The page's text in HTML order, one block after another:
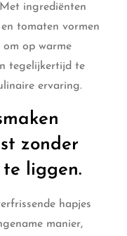
ingrediënten
tomaten vormen
om op warme
tegelijkertijd te
ervaring.
zonder
liggen.
hapjes
manier,